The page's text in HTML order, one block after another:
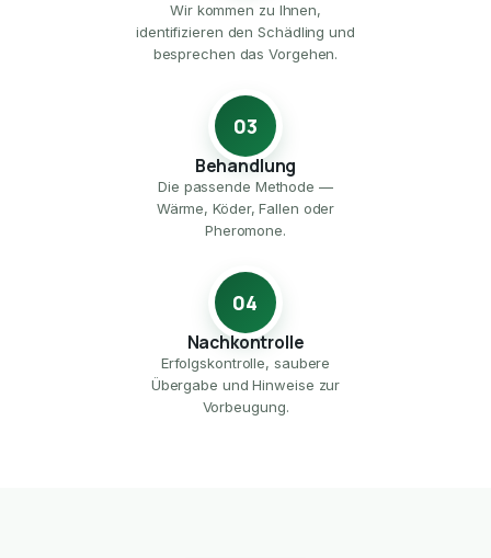
Wir kommen zu Ihnen,
identifizieren den Schädling und
besprechen das Vorgehen.
03
Behandlung
Die passende Methode —
Wärme, Köder, Fallen oder
Pheromone.
04
Nachkontrolle
Erfolgskontrolle, saubere
Übergabe und Hinweise zur
Vorbeugung.